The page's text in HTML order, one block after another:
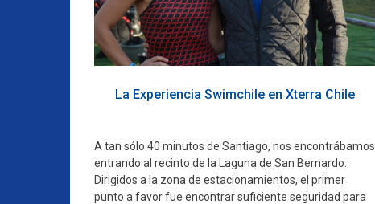
La Experiencia Swimchile en Xterra Chile
A tan sólo 40 minutos de Santiago, nos encontrábamos
entrando al recinto de la Laguna de San Bernardo.
Dirigidos a la zona de estacionamientos, el primer
punto a favor fue encontrar suficiente seguridad para